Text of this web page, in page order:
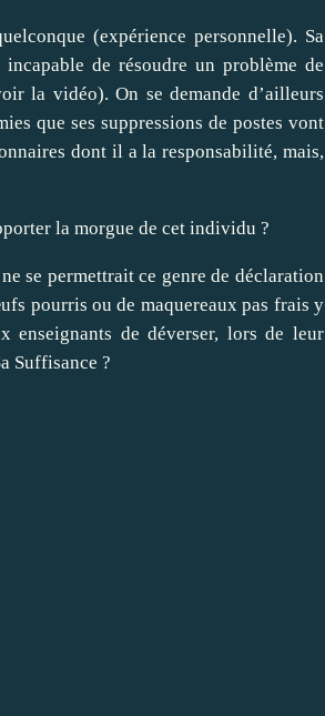
(expérience personnelle). Sa
de résoudre un problème de
la vidéo). On se demande d’ailleurs
que ses suppressions de postes vont
dont il a la responsabilité, mais,
la morgue de cet individu ?
se permettrait ce genre de déclaration
pourris ou de maquereaux pas frais y
enseignants de déverser, lors de leur
Suffisance ?